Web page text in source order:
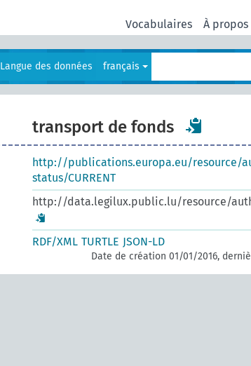
Vocabulaires À propos
Langue des données français
transport de fonds
http://publications.europa.eu/resource/
status/CURRENT
http://data.legilux.public.lu/resource/
RDF/XML TURTLE JSON-LD
Date de création 01/01/2016,